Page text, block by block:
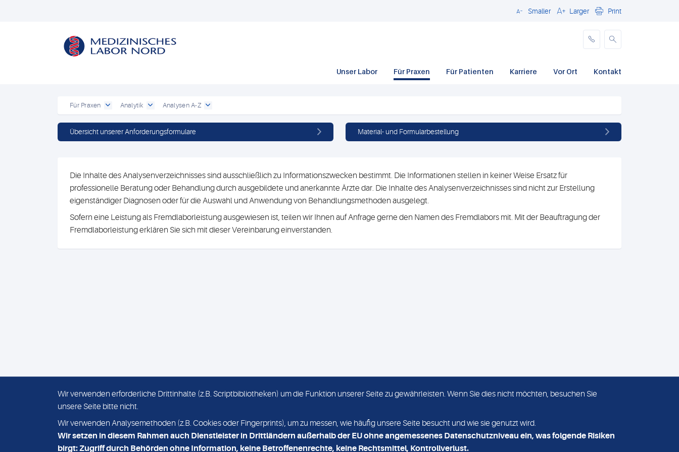
SchließenSmaller Larger Print
Unser Labor Für Praxen Für Patienten Karriere Vor Ort Kontakt
Für Praxen Analytik Analysen A-Z
Übersicht unserer Anforderungsformulare Material- und Formularbestellung
Die Inhalte des Analysenverzeichnisses sind ausschließlich zu Informationszwecken bestimmt. Die Informationen stellen in keiner Weise Ersatz für
professionelle Beratung oder Behandlung durch ausgebildete und anerkannte Ärzte dar. Die Inhalte des Analysenverzeichnisses sind nicht zur Erstellung
eigenständiger Diagnosen oder für die Auswahl und Anwendung von Behandlungsmethoden ausgelegt.
Sofern eine Leistung als Fremdlaborleistung ausgewiesen ist, teilen wir Ihnen auf Anfrage gerne den Namen des Fremdlabors mit. Mit der Beauftragung der
Fremdlaborleistung erklären Sie sich mit dieser Vereinbarung einverstanden.
IMPRESSUM
MVZ Medizinisches Labor
Nord MLN GmbH
Wir verwenden erforderliche Drittinhalte (z.B. Scriptbibliotheken) um die Funktion unserer Seite zu gewährleisten. Wenn Sie dies nicht möchten, besuchen Sie
unsere Seite bitte nicht.
Wir verwenden Analysemethoden (z.B. Cookies oder Fingerprints), um zu messen, wie häufig unsere Seite besucht und wie sie genutzt wird.
Wir setzen in diesem Rahmen auch Dienstleister in Drittländern außerhalb der EU ohne angemessenes Datenschutzniveau ein, was folgende Risiken
birgt: Zugriff durch Behörden ohne Information, keine Betroffenenrechte, keine Rechtsmittel, Kontrollverlust.